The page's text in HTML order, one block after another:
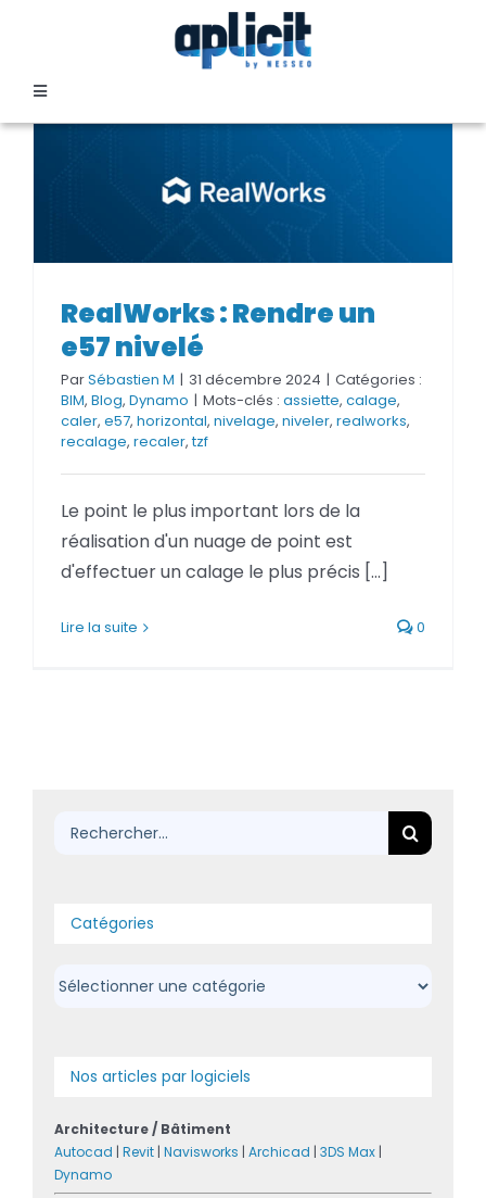
Toggle
Navigation
TEMOIGNAGES
EVENEMENTS
SOCIETE
Rechercher:
RealWorks : Rendre un e57
RealWorks : Rendre un
e57 nivelé
ParSébastien M | 31 décembre 2024 | Catégories :
BIM, Blog, Dynamo | Mots-clés : assiette, calage,
caler, e57, horizontal, nivelage, niveler, realworks,
recalage, recaler,tzf
Le point le plus important lors de la
réalisation d'un nuage de point est
d'effectuer un calage le plus précis [...]
Lire la suite 0
Rechercher:
Catégories
Catégories
Nos articles par logiciels
Architecture / Bâtiment
Autocad | Revit | Navisworks | Archicad | 3DS Max |
Dynamo